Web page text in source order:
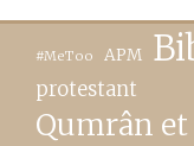
#MeToo APM
protestant
Qumrân